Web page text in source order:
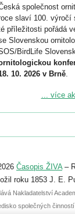
společnost
slaví 100. výročí
příležitosti pořádá
Slovenskou
BirdLife
10. 2026 v Brně.
Podrobnější
se
přihlášené
je už 30.
... více
Časopis ŽIVA–
roku 1853 J. E.
Nakladatelství
společných činností